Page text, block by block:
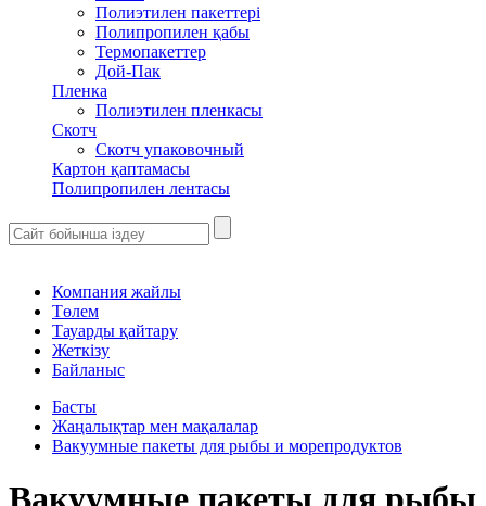
Полиэтилен пакеттері
Полипропилен қабы
Термопакеттер
Дой-Пак
Пленка
Полиэтилен пленкасы
Скотч
Скотч упаковочный
Картон қаптамасы
Полипропилен лентасы
Компания жайлы
Төлем
Тауарды қайтару
Жеткізу
Байланыс
Басты
Жаңалықтар мен мақалалар
Вакуумные пакеты для рыбы и морепродуктов